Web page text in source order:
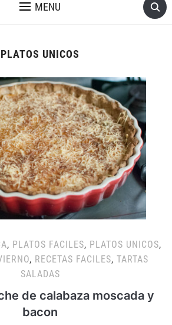
MENU
PLATOS UNICOS
, PLATOS FACILES, PLATOS UNICOS,
, RECETAS FACILES, TARTAS
SALADAS
de calabaza moscada y
bacon